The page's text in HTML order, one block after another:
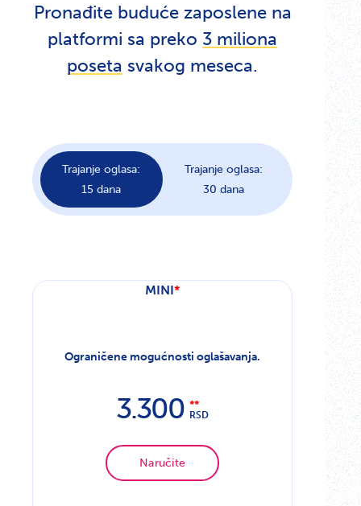
Pronađite buduće zaposlene na
platformi sa preko 3 miliona
poseta svakog meseca.
Trajanje oglasa:
15 dana
Trajanje oglasa:
30 dana
MINI*
Ograničene mogućnosti oglašavanja.
3.300 RSD
Naručite